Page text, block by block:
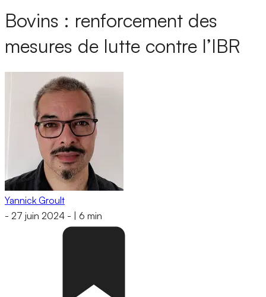
Bovins : renforcement des
mesures de lutte contre l’IBR
Yannick Groult
- 27 juin 2024 - 6 min